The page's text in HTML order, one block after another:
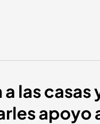
las
apoyo